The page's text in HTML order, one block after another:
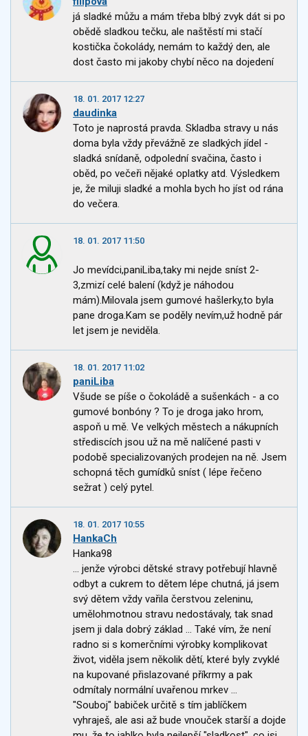
já sladké můžu a mám třeba blbý zvyk dát si po
obědě sladkou tečku, ale naštěstí mi stačí
kostička čokolády, nemám to každý den, ale
dost často mi jakoby chybí něco na dojedení
18. 01. 2017 12:27
daudinka
Toto je naprostá pravda. Skladba stravy u nás
doma byla vždy převážně ze sladkých jídel -
sladká snídaně, odpolední svačina, často i
oběd, po večeři nějaké oplatky atd. Výsledkem
je, že miluji sladké a mohla bych ho jíst od rána
do večera.
18. 01. 2017 11:50
Jo mevídci,paniLiba,taky mi nejde sníst 2-
3,zmizí celé balení (když je náhodou
mám).Milovala jsem gumové hašlerky,to byla
pane droga.Kam se poděly nevím,už hodně pár
let jsem je neviděla.
18. 01. 2017 11:02
paniLiba
Všude se píše o čokoládě a sušenkách - a co
gumové bonbóny ? To je droga jako hrom,
aspoň u mě. Ve velkých městech a nákupních
střediscích jsou už na mě nalíčené pasti v
podobě specializovaných prodejen na ně. Jsem
schopná těch gumídků sníst ( lépe řečeno
sežrat ) celý pytel.
18. 01. 2017 10:55
HankaCh
Hanka98
... jenže výrobci dětské stravy potřebují hlavně
odbyt a cukrem to dětem lépe chutná, já jsem
svý dětem vždy vařila čerstvou zeleninu,
umělohmotnou stravu nedostávaly, tak snad
jsem ji dala dobrý základ ... Také vím, že není
radno si s komerčními výrobky komplikovat
život, viděla jsem několik dětí, které byly zvyklé
na kupované přislazované příkrmy a pak
odmítaly normální uvařenou mrkev ...
"Souboj" babiček určitě s tím jablíčkem
vyhraješ, ale asi až bude vnouček starší a dojde